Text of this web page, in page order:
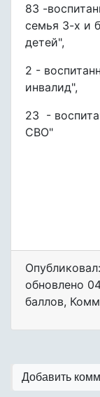
83 -
семья 3-х и
детей",
2 -
инвалид",
23 -
СВО"
обновлено
баллов,
Добавить